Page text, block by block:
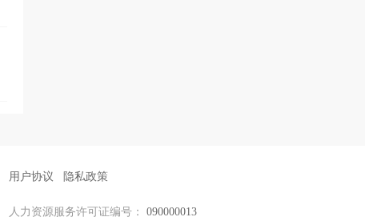
用户协议 隐私政策
人力资源服务许可证编号： 090000013